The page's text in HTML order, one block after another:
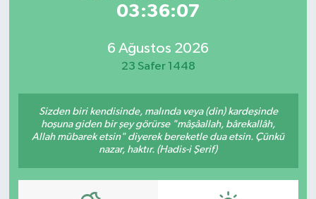
03:36:07
6 Ağustos 2026
23 Safer 1448
Sizden biri kendisinde, malında veya (din) kardeşinde
hoşuna giden bir şey görürse "mâşâallah, bârekallâh,
Allah mübarek etsin" diyerek bereketle dua etsin. Çünkü
nazar, haktır. (Hadis-i Şerif)